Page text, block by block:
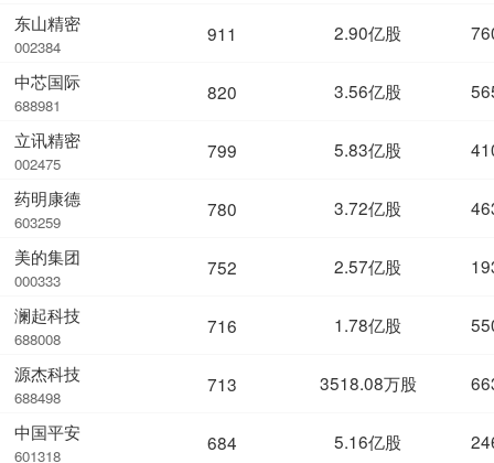
东山精密
002384
中芯国际
688981
立讯精密
002475
药明康德
603259
美的集团
000333
澜起科技
688008
源杰科技
688498
中国平安
601318
911 2.90亿股
820 3.56亿股
799 5.83亿股
780 3.72亿股
752 2.57亿股
716 1.78亿股
713 3518.08万股
684 5.16亿股